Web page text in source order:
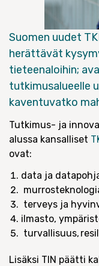
Suomen uudet
herättävät
tieteenaloihin;
tutkimusalueelle
kaventuvatko
Tutkimus- ja
alussa kansalliset
ovat:
data ja
terveys ja
ilmasto,
turvallisuus,
Lisäksi TIN päätti